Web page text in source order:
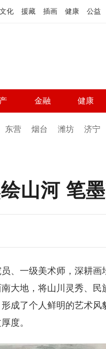
文化 援藏 插画 健康 公益
金融 健康
东营 烟台 潍坊 济宁
山河 笔
、一级美术师，深耕
大地，将山川灵秀、民
成了个人鲜明的艺术风
度。